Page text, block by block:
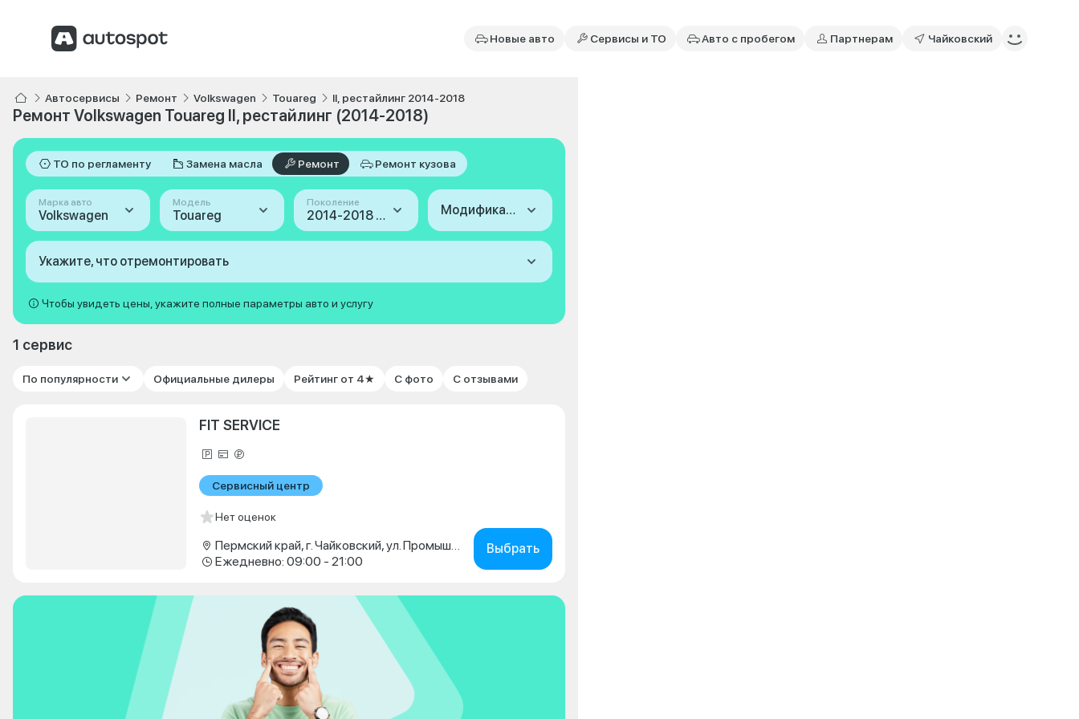
Новые авто Сервисы и ТО Авто с пробегом Партнерам Чайковский
Автосервисы Ремонт Volkswagen Touareg II, рестайлинг 2014-2018
Ремонт Volkswagen Touareg II, рестайлинг (2014-2018)
ТО по регламенту Замена масла Ремонт Ремонт кузова
Марка авто
Volkswagen
Модель
Touareg
Поколение
2014-2018 (II, рестайлинг) Модификация
Укажите, что отремонтировать
Чтобы увидеть цены, укажите полные параметры авто и услугу
1 сервис
По популярности Официальные дилеры Рейтинг от 4★ С фото С отзывами
FIT SERVICE
Сервисный центр
Нет оценок
Пермский край, г. Чайковский, ул. Промышленная, д. 15/1
Ежедневно: 09:00 - 21:00
Выбрать